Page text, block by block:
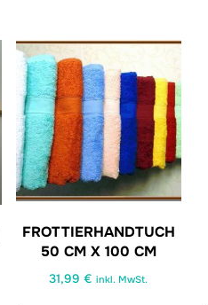
FROTTIERHANDTUCH
50 CM X 100 CM
31,99€ inkl. MwSt.